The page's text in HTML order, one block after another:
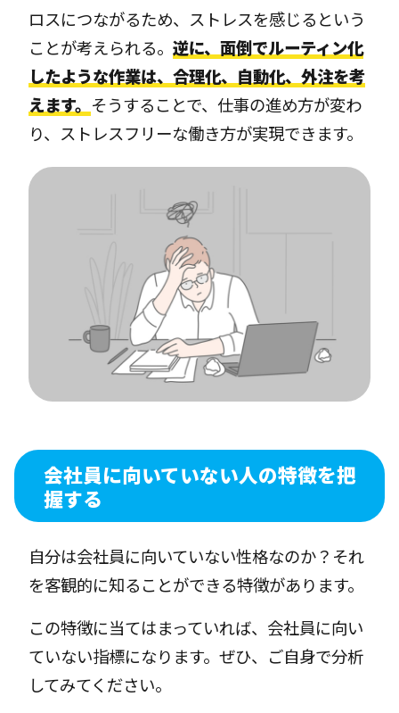
ロスにつながるため、ストレスを感じるという
ことが考えられる。逆に、面倒でルーティン化
したような作業は、合理化、自動化、外注を考
えます。 そうすることで、仕事の進め方が変わ
り、ストレスフリーな働き方が実現できます。
会社員に向いていない人の特徴を把
握する
自分は会社員に向いていない性格なのか？それ
を客観的に知ることができる特徴があります。
この特徴に当てはまっていれば、会社員に向い
ていない指標になります。ぜひ、ご自身で分析
してみてください。